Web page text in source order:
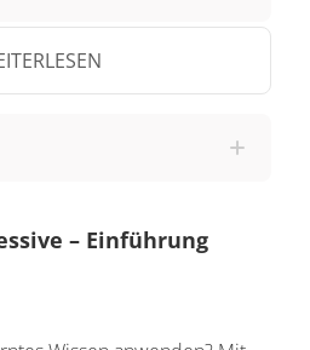
deren Aussagen jetzt genau
Als der Detective die
evening I was
ein Buch und zwar mit
auszudrücken, braucht
– Einführung